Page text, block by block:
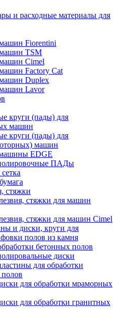
и расходные материалы для
Fiorentini
TSM
Cimel
Factory Cat
Duplex
Lavor
круги (пады) для
машин
круги (пады) для
машин
EDGE
ПАДы
стяжки
стяжки для машин
стяжки для машин Cimel
и диски, круги для
полов из камня
бетонных полов
диски
для обработки
для обработки мраморных
для обработки гранитных